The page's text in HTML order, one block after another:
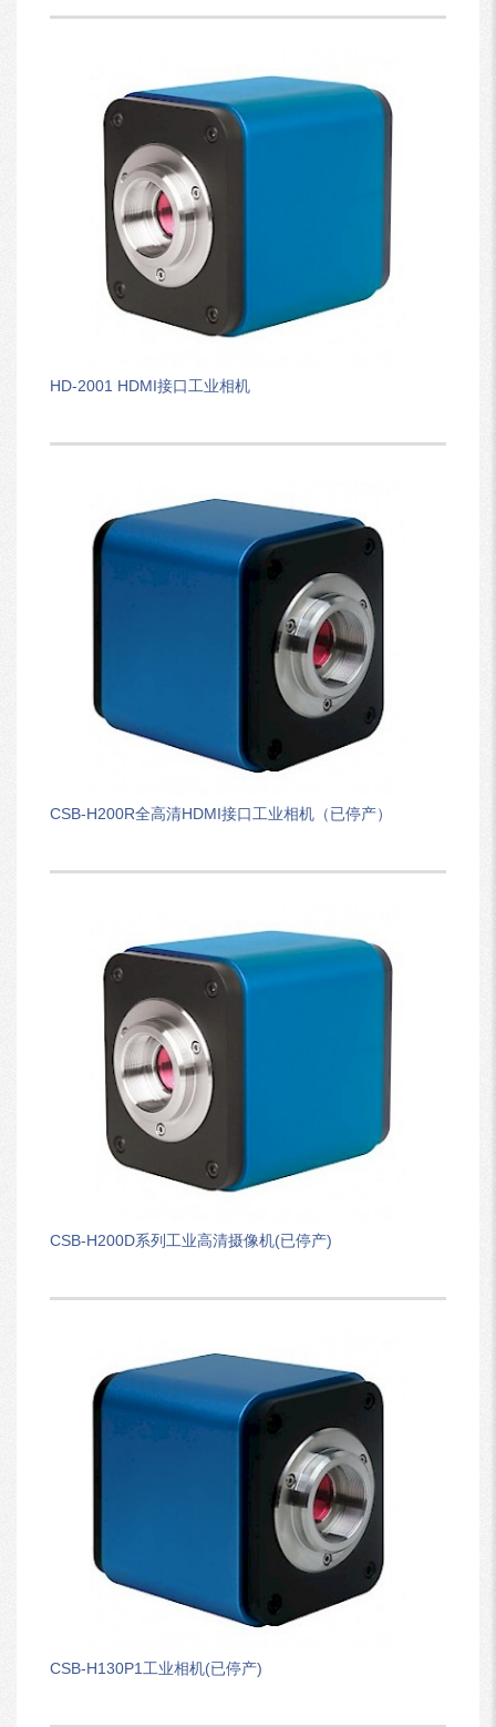
HD-2001 HDMI接口工业相机
CSB-H200R全高清HDMI接口工业相机（已停产）
CSB-H200D系列工业高清摄像机(已停产)
CSB-H130P1工业相机(已停产)